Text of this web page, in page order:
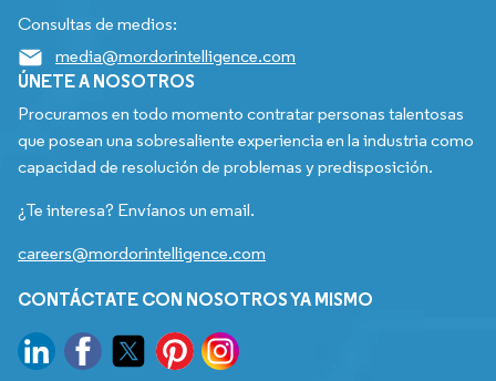
Consultas de medios:
media@mordorintelligence.com
ÚNETE A NOSOTROS
Procuramos en todo momento contratar personas talentosas
que posean una sobresaliente experiencia en la industria como
capacidad de resolución de problemas y predisposición.
¿Te interesa? Envíanos un email.
careers@mordorintelligence.com
CONTÁCTATE CON NOSOTROS YA MISMO